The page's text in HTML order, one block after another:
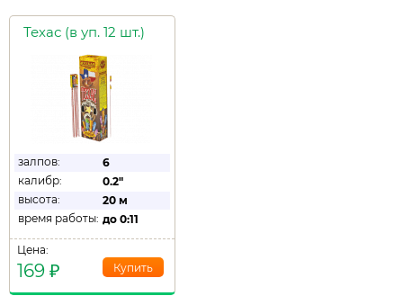
Техас (в уп. 12 шт.)
залпов:
6
калибр:
0.2"
высота:
20 м
время работы: до 0:11
Цена:
169 ₽